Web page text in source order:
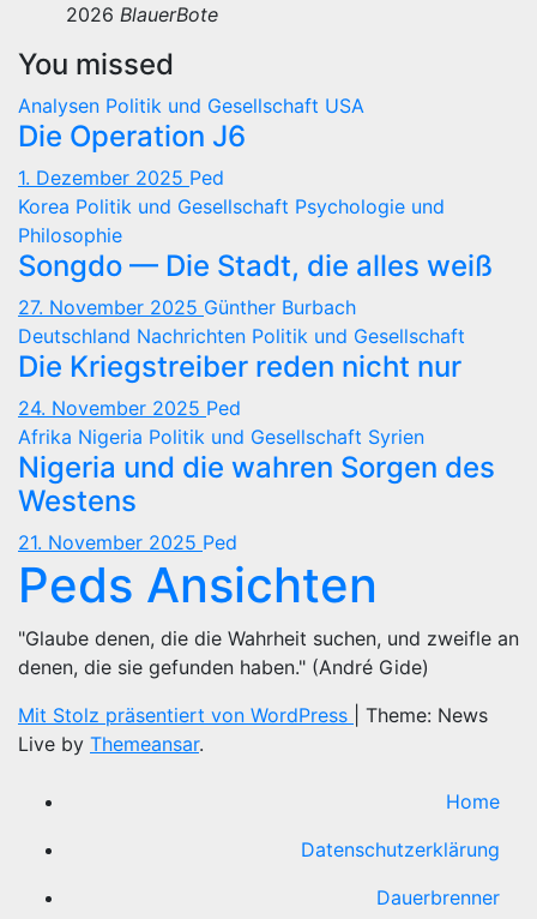
2026 BlauerBote
You missed
Analysen Politik und Gesellschaft USA
Die Operation J6
1. Dezember 2025 Ped
Korea Politik und Gesellschaft Psychologie und
Philosophie
Songdo — Die Stadt, die alles weiß
27. November 2025 Günther Burbach
Deutschland Nachrichten Politik und Gesellschaft
Die Kriegstreiber reden nicht nur
24. November 2025 Ped
Afrika Nigeria Politik und Gesellschaft Syrien
Nigeria und die wahren Sorgen des
Westens
21. November 2025 Ped
Peds Ansichten
"Glaube denen, die die Wahrheit suchen, und zweifle an
denen, die sie gefunden haben." (André Gide)
Mit Stolz präsentiert von WordPress
Theme: News
Live by Themeansar.
Home
Datenschutzerklärung
Dauerbrenner